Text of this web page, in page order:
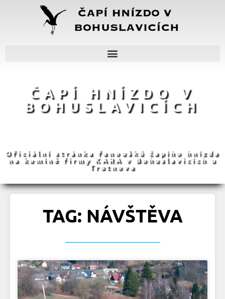
ČAPÍ HNÍZDO V
BOHUSLAVICÍCH
Oficiální stránka fanoušků čapího hnízda
na komíně firmy KARA v Bohuslavicích u
Trutnova
TAG: NÁVŠTĚVA